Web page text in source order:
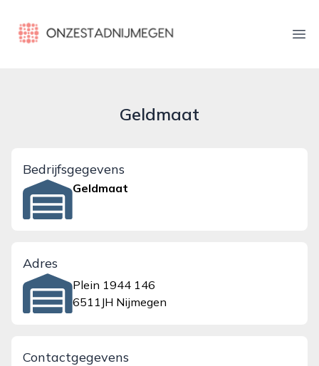
onzestadnijmegen.nl
Geldmaat
Bedrijfsgegevens
Geldmaat
Adres
Plein 1944 146
6511JH Nijmegen
Contactgegevens